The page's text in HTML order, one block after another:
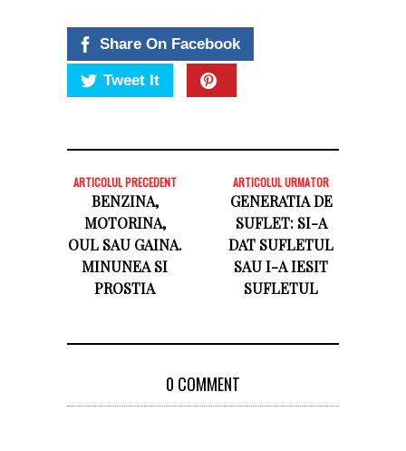
Share On Facebook
Tweet It
ARTICOLUL PRECEDENT
BENZINA,
MOTORINA,
OUL SAU GAINA.
MINUNEA SI
PROSTIA
ARTICOLUL URMATOR
GENERATIA DE
SUFLET: SI-A
DAT SUFLETUL
SAU I-A IESIT
SUFLETUL
0 COMMENT